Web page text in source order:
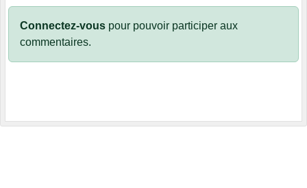
Connectez-vous pour pouvoir participer aux
commentaires.